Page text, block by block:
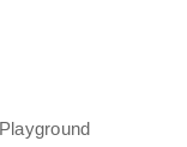
Playground